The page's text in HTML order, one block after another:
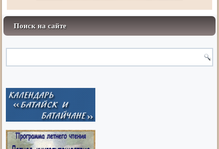
Поиск на сайте